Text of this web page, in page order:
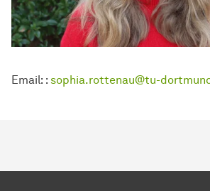
Email: : sophia.rottenau@tu-